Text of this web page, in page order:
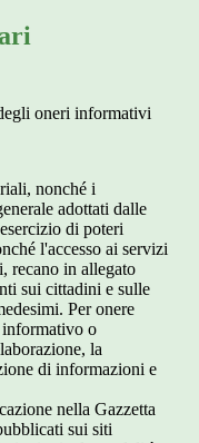
oneri informativi
nonché i
adottati dalle
di poteri
l'accesso ai servizi
recano in allegato
sui cittadini e sulle
Per onere
o
la
di informazioni e
nella Gazzetta
sui siti